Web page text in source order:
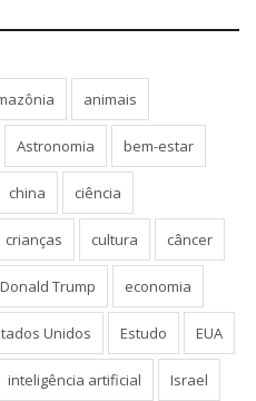
animais
Astronomia bem-estar
china ciência
crianças cultura câncer
Donald Trump economia
Unidos Estudo EUA
inteligência artificial Israel